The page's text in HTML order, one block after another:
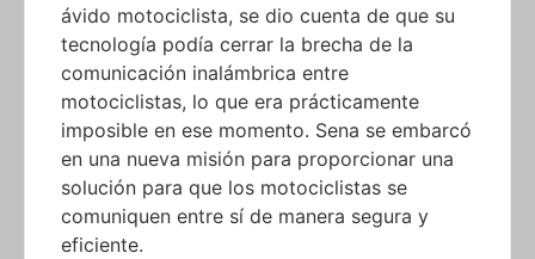
ávido motociclista, se dio cuenta de que su
tecnología podía cerrar la brecha de la
comunicación inalámbrica entre
motociclistas, lo que era prácticamente
imposible en ese momento. Sena se embarcó
en una nueva misión para proporcionar una
solución para que los motociclistas se
comuniquen entre sí de manera segura y
eficiente.